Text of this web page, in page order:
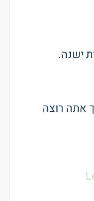
ישנה.
אתה רוצה